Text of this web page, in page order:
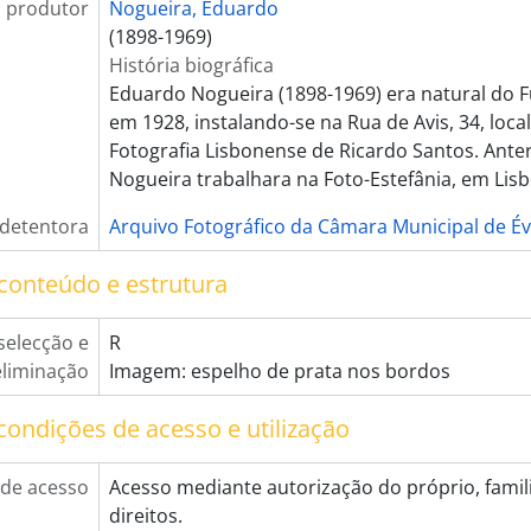
[Documento simples] Garcia (retrato de menina)
[Documento simples] Jacinto Palma (retrato de menino
[Documento simples] Francisco Mira Barreto (retrato de
[Documento simples] Tomé Cabrita (retrato de homem)
[Documento simples] Feliciano Capucho (retrato de
[Documento simples] Duarte Silva (retrato de família)
[Documento simples] Miguel Potes (três crianças)
[Documento simples] Fausto Francisco Viana (retrato de
[Documento simples] Carlos Reis (retrato de rapaz com
[Documento simples] José Bacharel (retrato de bebé)
[Documento simples] Cristina Murteira (retrato de
[Documento simples] Padre Venceslau Gil (retrato de
[Documento simples] Francisco Paulo Soares (retrato
[Documento simples] Marquez (retrato de meninas
[Documento simples] António Simões Paquete (retrato
[Documento simples] Lobato (retrato de grupo - padres)
[Documento simples] Martins (retrato de bebé)
produtor
Nogueira, Eduardo
(1898-1969)
História biográfica
Eduardo Nogueira (1898-1969) era natural do
em 1928, instalando-se na Rua de Avis, 34,
Fotografia Lisbonense de Ricardo Santos.
Nogueira trabalhara na Foto-Estefânia, em
Arquivo Fotográfico da Câmara Municipal de
e estrutura
e
R
Imagem: espelho de prata nos bordos
de acesso e utilização
acesso
Acesso mediante autorização do próprio,
direitos.